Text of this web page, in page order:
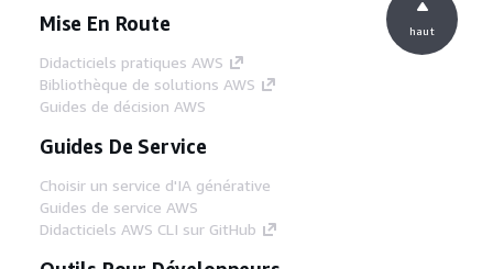
Mise En Route
Didacticiels pratiques AWS
Bibliothèque de solutions AWS
Guides de décision AWS
Guides De Service
Choisir un service d'IA générative
Guides de service AWS
Didacticiels AWS CLI sur GitHub
haut